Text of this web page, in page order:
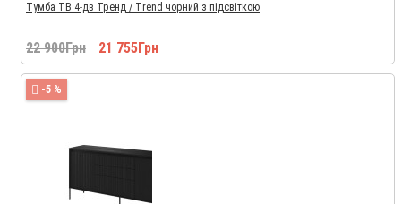
Тумба ТВ 4-дв Тренд / Trend чорний з підсвіткою
22 900Грн 21 755Грн
-5 %